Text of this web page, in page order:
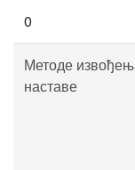
0
Методе
наставе